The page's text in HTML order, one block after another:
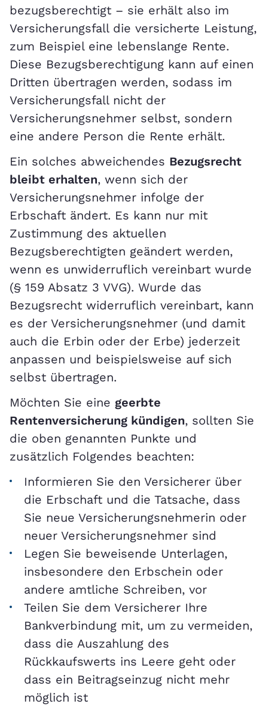
bezugsberechtigt – sie erhält also im
Versicherungsfall die versicherte Leistung,
zum Beispiel eine lebenslange Rente.
Diese Bezugsberechtigung kann auf einen
Dritten übertragen werden, sodass im
Versicherungsfall nicht der
Versicherungsnehmer selbst, sondern
eine andere Person die Rente erhält.
Ein solches abweichendes Bezugsrecht
bleibt erhalten, wenn sich der
Versicherungsnehmer infolge der
Erbschaft ändert. Es kann nur mit
Zustimmung des aktuellen
Bezugsberechtigten geändert werden,
wenn es unwiderruflich vereinbart wurde
(§ 159 Absatz 3 VVG). Wurde das
Bezugsrecht widerruflich vereinbart, kann
es der Versicherungsnehmer (und damit
auch die Erbin oder der Erbe) jederzeit
anpassen und beispielsweise auf sich
selbst übertragen.
Möchten Sie eine geerbte
Rentenversicherung kündigen, sollten Sie
die oben genannten Punkte und
zusätzlich Folgendes beachten:
Informieren Sie den Versicherer über
die Erbschaft und die Tatsache, dass
Sie neue Versicherungsnehmerin oder
neuer Versicherungsnehmer sind
Legen Sie beweisende Unterlagen,
insbesondere den Erbschein oder
andere amtliche Schreiben, vor
Teilen Sie dem Versicherer Ihre
Bankverbindung mit, um zu vermeiden,
dass die Auszahlung des
Rückkaufswerts ins Leere geht oder
dass ein Beitragseinzug nicht mehr
möglich ist